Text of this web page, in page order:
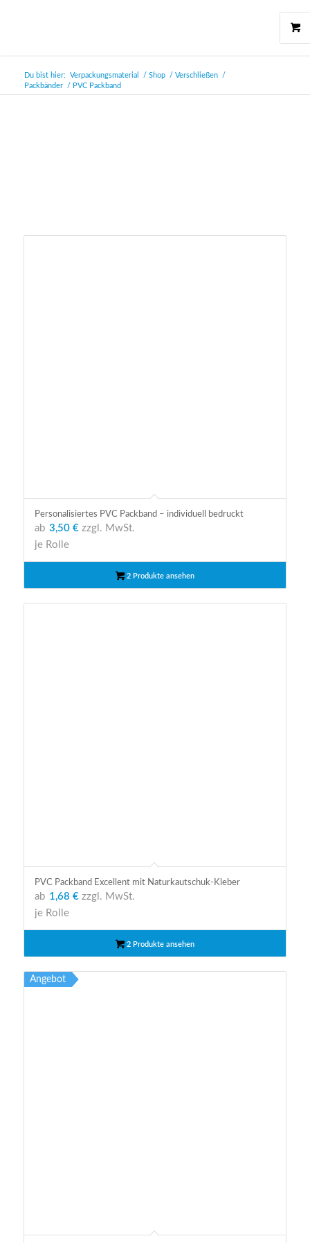
Du bist hier: Verpackungsmaterial / Shop / Verschließen
/
Packbänder
/ PVC Packband
Personalisiertes PVC Packband – individuell bedruckt
ab 3,50 €zzgl. MwSt.
je Rolle
2 Produkte ansehen
PVC Packband Excellent mit Naturkautschuk-Kleber
ab 1,68 €zzgl. MwSt.
je Rolle
2 Produkte ansehen
Angebot